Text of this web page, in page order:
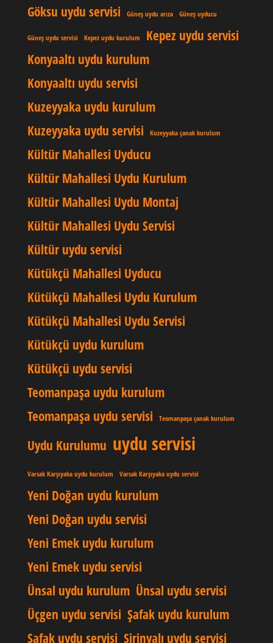
Göksu uydu servisi
Güneş uydu arıza Güneş uyducu
Güneş uydu servisi Kepez uydu kurulum
Kepez uydu servisi
Konyaaltı uydu kurulum
Konyaaltı uydu servisi
Kuzeyyaka uydu kurulum
Kuzeyyaka uydu servisi
Kuzeyyaka çanak kurulum
Kültür Mahallesi Uyducu
Kültür Mahallesi Uydu Kurulum
Kültür Mahallesi Uydu Montaj
Kültür Mahallesi Uydu Servisi
Kültür uydu servisi
Kütükçü Mahallesi Uyducu
Kütükçü Mahallesi Uydu Kurulum
Kütükçü Mahallesi Uydu Servisi
Kütükçü uydu kurulum
Kütükçü uydu servisi
Teomanpaşa uydu kurulum
Teomanpaşa uydu servisi
Teomanpaşa çanak kurulum
Uydu Kurulumu uydu servisi
Varsak Karşıyaka uydu kurulum Varsak Karşıyaka uydu servisi
Yeni Doğan uydu kurulum
Yeni Doğan uydu servisi
Yeni Emek uydu kurulum
Yeni Emek uydu servisi
Ünsal uydu kurulum Ünsal uydu servisi
Üçgen uydu servisi Şafak uydu kurulum
Şafak uydu servisi Şirinyalı uydu servisi